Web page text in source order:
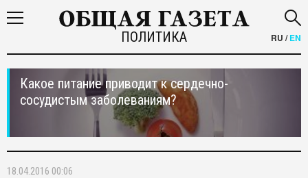
ПОЛИТИКА RU /EN
Какое питание приводит к сердечно-
сосудистым заболеваниям?
18.04.2016 00:06